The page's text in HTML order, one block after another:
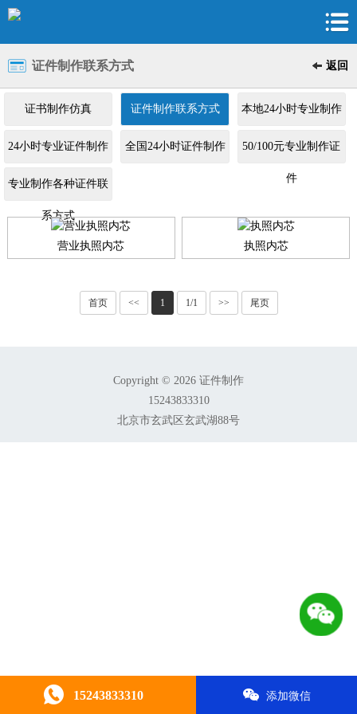
证件制作联系方式 返回
证书制作仿真 证件制作联系方式 本地24小时专业制作
证件
24小时专业证件制作 全国24小时证件制作 50/100元专业制作证
件
专业制作各种证件联
系方式
营业执照内芯 执照内芯
首页 << 1 1/1 >> 尾页
Copyright © 2026 证件制作
15243833310
北京市玄武区玄武湖88号
15243833310 添加微信